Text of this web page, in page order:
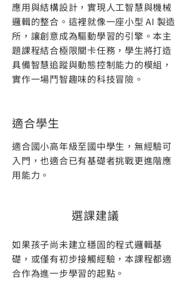
應用與結構設計，實現人工智慧與機械
邏輯的整合。這裡就像一座小型 AI 製造
所，讓創意成為驅動學習的引擎。本主
題課程結合極限關卡任務，學生將打造
具備智慧追蹤與動態控制能力的模組，
實作一場鬥智趣味的科技冒險。
適合學生
適合國小高年級至國中學生，無經驗可
入門，也適合已有基礎者挑戰更進階應
用能力。
​選課建議
如果孩子尚未建立穩固的程式邏輯基
礎，或僅有初步接觸經驗，本課程都適
合作為進一步學習的起點。